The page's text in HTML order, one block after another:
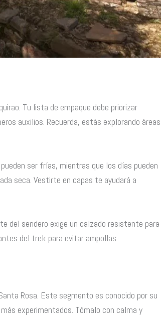
Tu lista de empaque debe priorizar
auxilios. Recuerda, estás explorando áreas
ser frías, mientras que los días pueden
seca. Vestirte en capas te ayudará a
del sendero exige un calzado resistente para
del trek para evitar ampollas.
Rosa. Este segmento es conocido por su
experimentados. Tómalo con calma y